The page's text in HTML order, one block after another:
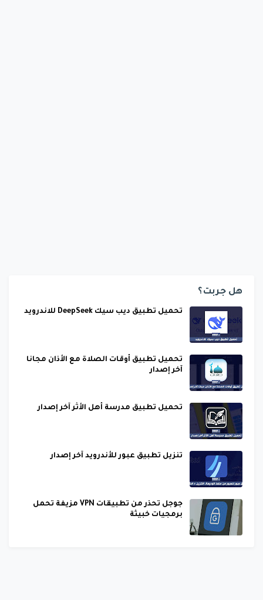
هل جربت؟
تحميل تطبيق ديب سيك DeepSeek للاندرويد
تحميل تطبيق أوقات الصلاة مع الأذان مجانا
آخر إصدار
تحميل تطبيق مدرسة أهل الأثر آخر إصدار
تنزيل تطبيق عبور للأندرويد آخر إصدار
جوجل تحذر من تطبيقات VPN مزيفة تحمل
برمجيات خبيثة